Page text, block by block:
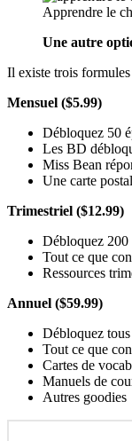
Apprendre le
Une autre
Il existe trois
Mensuel ($5.99)
Débloquez 50
Les BD
Miss Bean
Une carte
Trimestriel ($12.99)
Débloquez 200
Tout ce que
Ressources
Annuel ($59.99)
Débloquez
Tout ce que
Cartes de
Manuels de
Autres goodies